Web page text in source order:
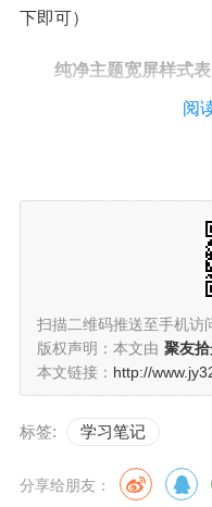
下即可）
纯净主题宽屏样式表
ｂ＿ｕｓｅｒｓ／ｔｈ
在
设置－页头通
＜ｓｃｒｉｐｔ
若希望手机端底部
阅
扫描二维码推送至手机访
版权声明：本文由 聚友
本文链接： http://
标签: 学习笔记
分享给朋友：